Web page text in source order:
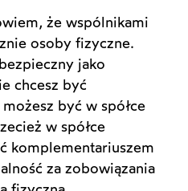
że wspólnikami
osoby fizyczne.
jako
chcesz być
być w spółce
w spółce
komplementariuszem
za zobowiązania